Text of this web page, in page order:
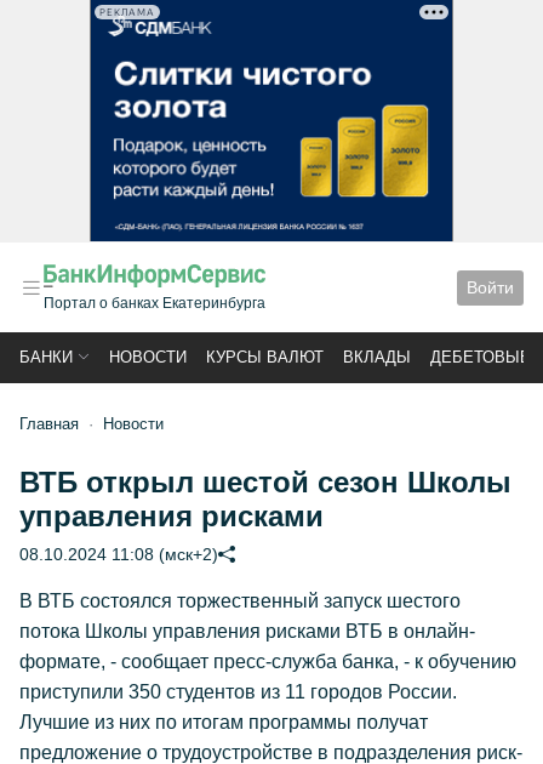
РЕКЛАМА
Портал о банках Екатеринбурга
Войти
БАНКИ НОВОСТИ КУРСЫ ВАЛЮТ ВКЛАДЫ ДЕБЕТОВЫЕ
Главная Новости
ВТБ открыл шестой сезон Школы
управления рисками
08.10.2024 11:08 (мск+2)
В ВТБ состоялся торжественный запуск шестого
потока Школы управления рисками ВТБ в онлайн-
формате, - сообщает пресс-служба банка, - к обучению
приступили 350 студентов из 11 городов России.
Лучшие из них по итогам программы получат
предложение о трудоустройстве в подразделения риск-